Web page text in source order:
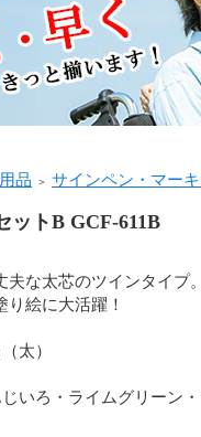
品 ＞ サインペン・マー
ットB GCF-611B
な太芯のツインタイプ
絵に大活躍！
太）
いろ・ライムグリーン